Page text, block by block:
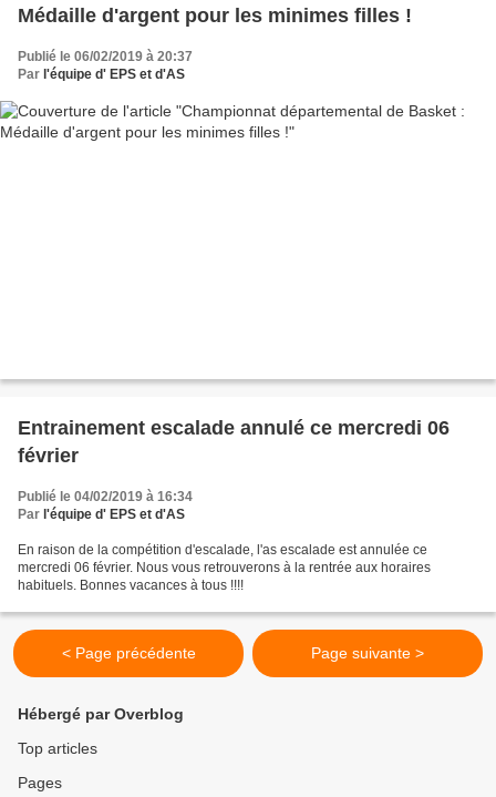
Médaille d'argent pour les minimes filles !
Publié le 06/02/2019 à 20:37
Par l'équipe d' EPS et d'AS
Entrainement escalade annulé ce mercredi 06
février
Publié le 04/02/2019 à 16:34
Par l'équipe d' EPS et d'AS
En raison de la compétition d'escalade, l'as escalade est annulée ce
mercredi 06 février. Nous vous retrouverons à la rentrée aux horaires
habituels. Bonnes vacances à tous !!!!
< Page précédente Page suivante >
Hébergé par Overblog
Top articles
Pages